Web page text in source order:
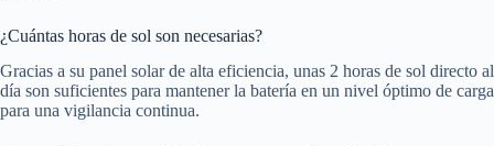
¿Cuántas horas de sol son necesarias?
Gracias a su panel solar de alta eficiencia, unas 2 horas de sol directo al
día son suficientes para mantener la batería en un nivel óptimo de carga
para una vigilancia continua.